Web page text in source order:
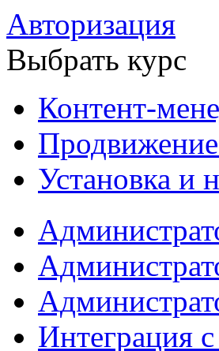
Авторизация
Выбрать курс
Контент-
Установка и
Интеграция